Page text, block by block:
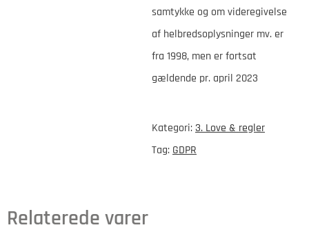
og
om
videregivelse
af
mv.
1998
samtykke og om videregivelse
af helbredsoplysninger mv. er
fra 1998, men er fortsat
gældende pr. april 2023
Kategori: 3. Love & regler
Tag: GDPR
Relaterede varer